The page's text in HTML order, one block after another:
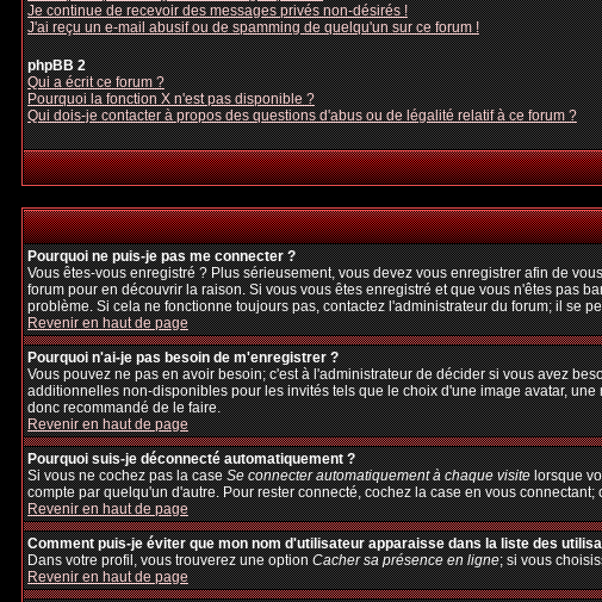
Je continue de recevoir des messages privés non-désirés !
J'ai reçu un e-mail abusif ou de spamming de quelqu'un sur ce forum !
phpBB 2
Qui a écrit ce forum ?
Pourquoi la fonction X n'est pas disponible ?
Qui dois-je contacter à propos des questions d'abus ou de légalité relatif à ce forum ?
Pourquoi ne puis-je pas me connecter ?
Vous êtes-vous enregistré ? Plus sérieusement, vous devez vous enregistrer afin de
forum pour en découvrir la raison. Si vous vous êtes enregistré et que vous n'êtes pas
problème. Si cela ne fonctionne toujours pas, contactez l'administrateur du forum; il se
Revenir en haut de page
Pourquoi n'ai-je pas besoin de m'enregistrer ?
Vous pouvez ne pas en avoir besoin; c'est à l'administrateur de décider si vous avez
additionnelles non-disponibles pour les invités tels que le choix d'une image avatar,
donc recommandé de le faire.
Revenir en haut de page
Pourquoi suis-je déconnecté automatiquement ?
Si vous ne cochez pas la caseSe connecter automatiquement à chaque visitelorsque
compte par quelqu'un d'autre. Pour rester connecté, cochez la case en vous
Revenir en haut de page
Comment puis-je éviter que mon nom d'utilisateur apparaisse dans la liste des
Dans votre profil, vous trouverez une optionCacher sa présence en ligne; si vous
Revenir en haut de page